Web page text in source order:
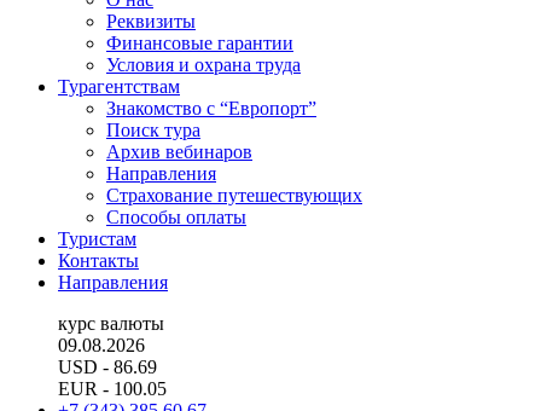
Реквизиты
Финансовые гарантии
Условия и охрана труда
Турагентствам
Знакомство с “Европорт”
Поиск тура
Архив вебинаров
Направления
Страхование путешествующих
Способы оплаты
Туристам
Контакты
Направления
курс валюты
09.08.2026
USD - 86.69
EUR - 100.05